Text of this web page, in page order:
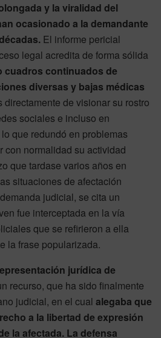
y la viralidad del
ocasionado a la demandante
El informe pericial
legal acredita de forma sólida
cuadros continuados de
diversas y bajas médicas
directamente de visionar su rostro
sociales e incluso en
que redundó en problemas
con normalidad su actividad
que tardase varios años en
situaciones de afectación
judicial, se cita un
fue interceptada en la vía
que se refirieron a ella
la frase popularizada.
jurídica de
recurso, que ha sido finalmente
judicial, en el cual alegaba que
a la libertad de expresión
la afectada. La defensa